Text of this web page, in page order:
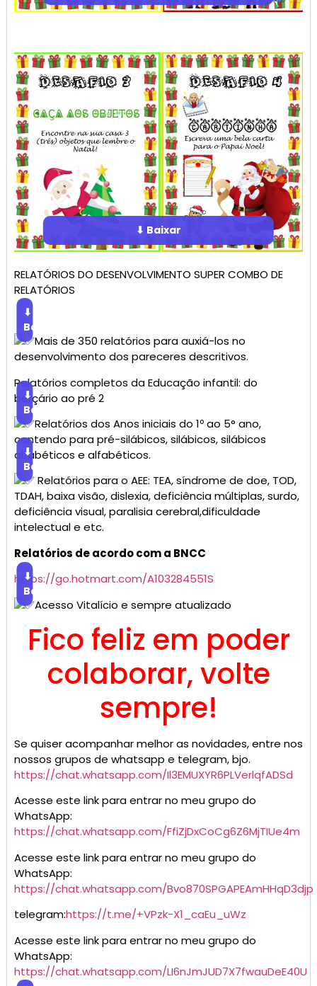
⬇ Baixar
RELATÓRIOS DO DESENVOLVIMENTO SUPER COMBO DE
RELATÓRIOS
⬇
Baixar
Mais de 350 relatórios para auxiá-los no
desenvolvimento dos pareceres descritivos.
Relatórios completos da Educação infantil: do
berçário ao pré 2
⬇
Baixar
Relatórios dos Anos iniciais do 1º ao 5° ano,
contendo para pré-silábicos, silábicos, silábicos
alfabéticos e alfabéticos.
⬇
Baixar
Relatórios para o AEE: TEA, síndrome de doe, TOD,
TDAH, baixa visão, dislexia, deficiência múltiplas, surdo,
deficiência visual, paralisia cerebral,dificuldade
intelectual e etc.
Relatórios de acordo com a BNCC
https://go.hotmart.com/A103284551S
⬇
Baixar
Acesso Vitalício e sempre atualizado
Fico feliz em poder
colaborar, volte
sempre!
Se quiser acompanhar melhor as novidades, entre nos
nossos grupos de whatsapp e telegram, bjo.
https://chat.whatsapp.com/Il3EMUXYR6PLVerlqfADSd
Acesse este link para entrar no meu grupo do
WhatsApp:
https://chat.whatsapp.com/FfiZjDxCoCg6Z6MjTIUe4m
Acesse este link para entrar no meu grupo do
WhatsApp:
https://chat.whatsapp.com/Bvo870SPGAPEAmHHqD3djp
telegram:https://t.me/+VPzk-X1_caEu_uWz
Acesse este link para entrar no meu grupo do
WhatsApp:
https://chat.whatsapp.com/LI6nJmJUD7X7fwauDeE40U